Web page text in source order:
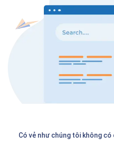
Có vẻ như chúng tôi không